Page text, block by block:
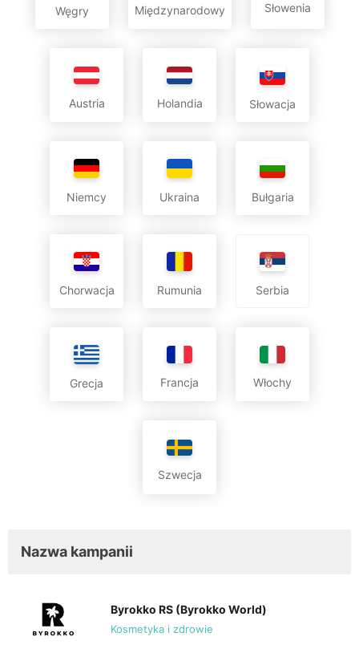
Węgry Międzynarodowy Słowenia
Austria Holandia Słowacja
Niemcy Ukraina Bułgaria
Chorwacja Rumunia Serbia
Grecja Francja Włochy
Szwecja
Nazwa kampanii
Byrokko RS (Byrokko World)
Kosmetyka i zdrowie